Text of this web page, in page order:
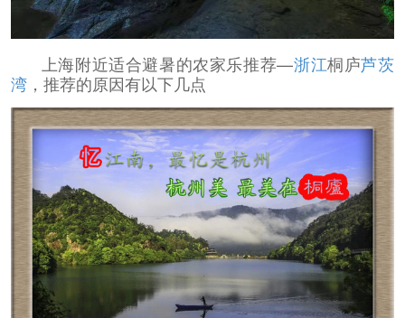
上海附近适合避暑的农家乐推荐—浙江桐庐芦茨
湾 ，推荐的原因有以下几点